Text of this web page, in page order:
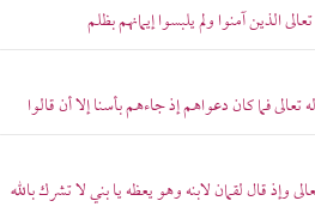
الذين آمنوا ولم يلبسوا إيمانهم بظلم
فما كان دعواهم إذ جاءهم بأسنا إلا أن قالوا
قال لقمان لابنه وهو يعظه يا بني لا تشرك بالله